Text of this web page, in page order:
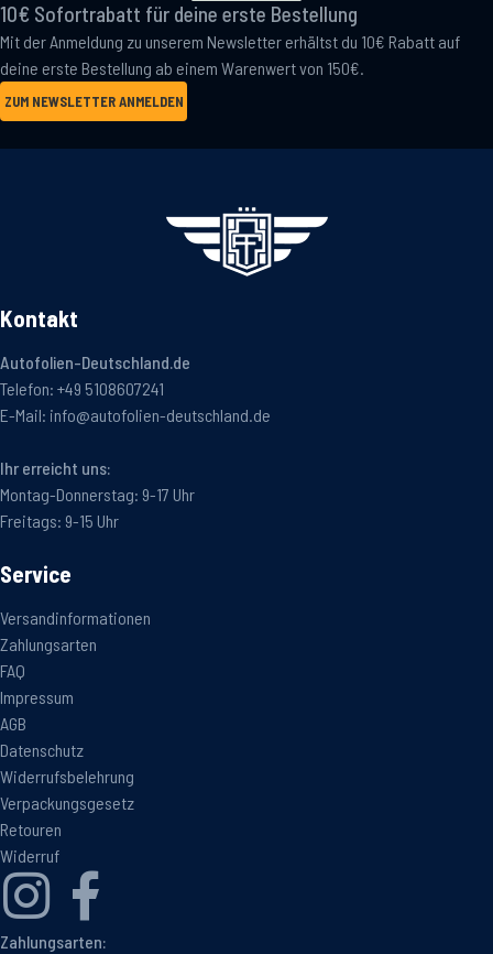
10€ Sofortrabatt für deine erste Bestellung
Mit der Anmeldung zu unserem Newsletter erhältst du 10€ Rabatt auf
deine erste Bestellung ab einem Warenwert von 150€.
ZUM NEWSLETTER ANMELDEN
Kontakt
Autofolien-Deutschland.de
Telefon: +49 5108607241
E-Mail: info@autofolien-deutschland.de
Ihr erreicht uns:
Montag-Donnerstag: 9-17 Uhr
Freitags: 9-15 Uhr
Service
Versandinformationen
Zahlungsarten
FAQ
Impressum
AGB
Datenschutz
Widerrufsbelehrung
Verpackungsgesetz
Retouren
Widerruf
Zahlungsarten: